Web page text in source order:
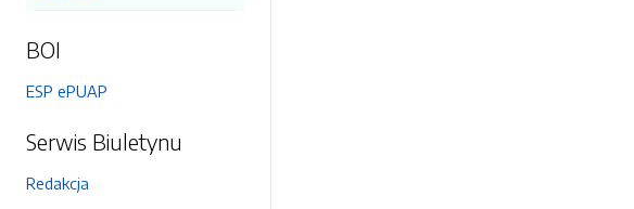
BOI
ESP ePUAP
Serwis Biuletynu
Redakcja